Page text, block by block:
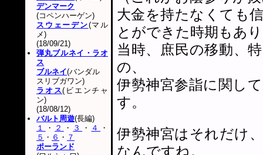
大金を持たなくても
とができた時期もあ
当時、庶民の移動、
の、
伊勢神宮参詣に関し
す。
伊勢神宮はそれだけ
なんですね。
デンマーク
(コペンハーゲン)
スウェーデン(マル
メ)
(18/09/21)
弾丸ブルネイ・ラオ
ス
ブルネイ(バンダル
スリブガワン)
ラオス(ビエンチャ
ン)
(18/08/12)
バルト周遊(長編)
１
・ ２ ・ ３ ・ ４
・
５ ・ ６ ・ ７
ポーランド